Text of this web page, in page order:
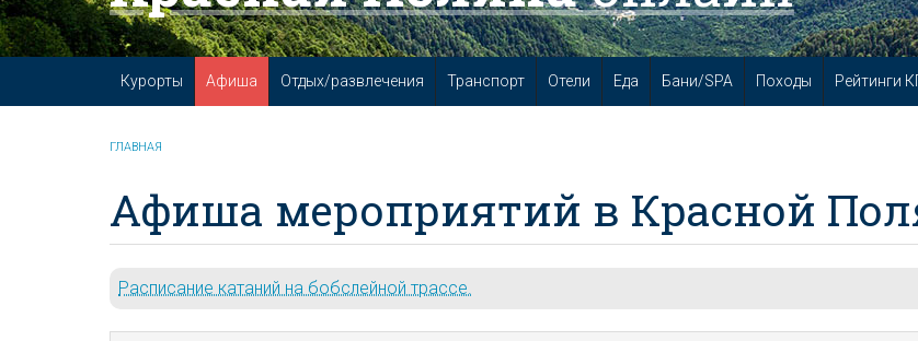
Курорты Афиша Отдых/развлечения Транспорт Отели Еда Бани/SPA Походы Рейтинги
ГЛАВНАЯ
Афиша мероприятий в Красной
Расписание катаний на бобслейной трассе.